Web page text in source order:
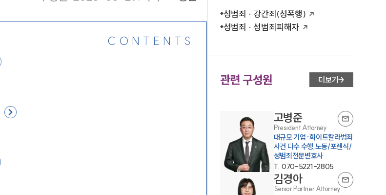
CONTENTS
성범죄 · 강간죄(성폭행)
성범죄 · 성범죄피해자
관련 구성원 더보기
고병준
President Attorney
대규모 기업·화이트칼라범죄
사건 다수 수행,노동/포렌식/
성범죄전문변호사
T. 070-5221-2805
김경아
Senior Partner Attorney